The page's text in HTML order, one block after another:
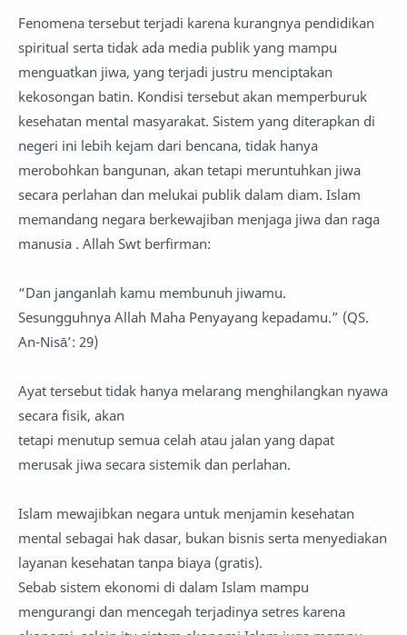
Fenomena tersebut terjadi karena kurangnya pendidikan
spiritual serta tidak ada media publik yang mampu
menguatkan jiwa, yang terjadi justru menciptakan
kekosongan batin. Kondisi tersebut akan memperburuk
kesehatan mental masyarakat. Sistem yang diterapkan di
negeri ini lebih kejam dari bencana, tidak hanya
merobohkan bangunan, akan tetapi meruntuhkan jiwa
secara perlahan dan melukai publik dalam diam. Islam
memandang negara berkewajiban menjaga jiwa dan raga
manusia . Allah Swt berfirman:
“Dan janganlah kamu membunuh jiwamu.
Sesungguhnya Allah Maha Penyayang kepadamu.” (QS.
An-Nisā’: 29)
Ayat tersebut tidak hanya melarang menghilangkan nyawa
secara fisik, akan
tetapi menutup semua celah atau jalan yang dapat
merusak jiwa secara sistemik dan perlahan.
Islam mewajibkan negara untuk menjamin kesehatan
mental sebagai hak dasar, bukan bisnis serta menyediakan
layanan kesehatan tanpa biaya (gratis).
Sebab sistem ekonomi di dalam Islam mampu
mengurangi dan mencegah terjadinya setres karena